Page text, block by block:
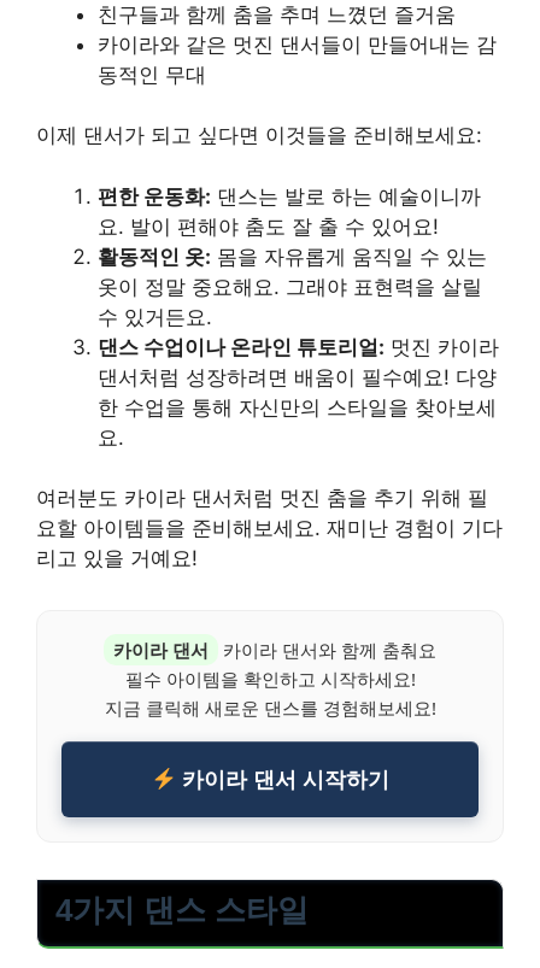
친구들과 함께 춤을 추며 느꼈던 즐거움
카이라와 같은 멋진 댄서들이 만들어내는 감
동적인 무대
이제 댄서가 되고 싶다면 이것들을 준비해보세요:
편한 운동화: 댄스는 발로 하는 예술이니까
요. 발이 편해야 춤도 잘 출 수 있어요!
활동적인 옷: 몸을 자유롭게 움직일 수 있는
옷이 정말 중요해요. 그래야 표현력을 살릴
수 있거든요.
댄스 수업이나 온라인 튜토리얼: 멋진 카이라
댄서처럼 성장하려면 배움이 필수예요! 다양
한 수업을 통해 자신만의 스타일을 찾아보세
요.
여러분도 카이라 댄서처럼 멋진 춤을 추기 위해 필
요할 아이템들을 준비해보세요. 재미난 경험이 기다
리고 있을 거예요!
카이라 댄서
카이라 댄서와 함께 춤춰요
필수 아이템을 확인하고 시작하세요!
지금 클릭해 새로운 댄스를 경험해보세요!
카이라 댄서 시작하기
4가지 댄스 스타일